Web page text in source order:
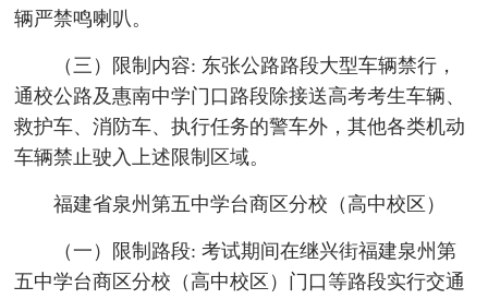
辆严禁鸣喇叭。
（三）限制内容: 东张公路路段大型车辆禁行，
通校公路及惠南中学门口路段除接送高考考生车辆、
救护车、消防车、执行任务的警车外，其他各类机动
车辆禁止驶入上述限制区域。
福建省泉州第五中学台商区分校（高中校区）
（一）限制路段: 考试期间在继兴街福建泉州第
五中学台商区分校（高中校区）门口等路段实行交通